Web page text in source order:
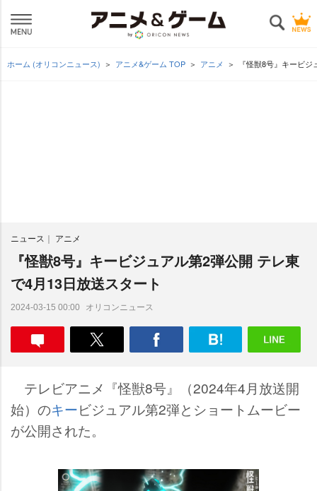
ホーム (オリコンニュース) アニメ&ゲーム TOP アニメ 『怪獣8号』キービ
ニュース アニメ
『怪獣8号』キービジュアル第2弾公開 テレ東
で4月13日放送スタート
2024-03-15 00:00 オリコンニュース
テレビアニメ『怪獣8号』（2024年4月放送開
始）のキービジュアル第2弾とショートムービー
が公開された。